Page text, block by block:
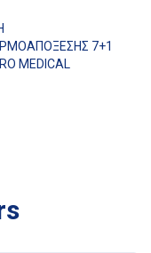
7+1
MEDICAL